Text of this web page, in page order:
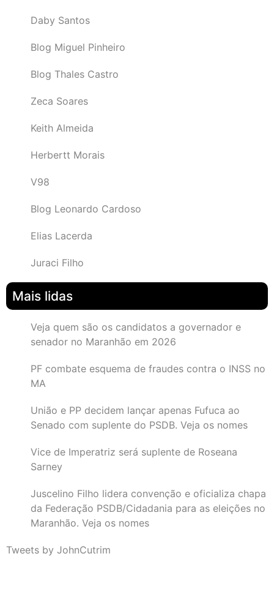
Daby Santos
Blog Miguel Pinheiro
Blog Thales Castro
Zeca Soares
Keith Almeida
Herbertt Morais
V98
Blog Leonardo Cardoso
Elias Lacerda
Juraci Filho
Mais lidas
Veja quem são os candidatos a governador e
senador no Maranhão em 2026
PF combate esquema de fraudes contra o INSS no
MA
União e PP decidem lançar apenas Fufuca ao
Senado com suplente do PSDB. Veja os nomes
Vice de Imperatriz será suplente de Roseana
Sarney
Juscelino Filho lidera convenção e oficializa chapa
da Federação PSDB/Cidadania para as eleições no
Maranhão. Veja os nomes
Tweets by JohnCutrim